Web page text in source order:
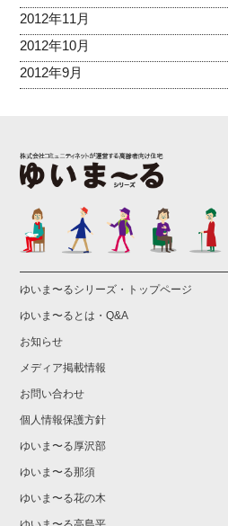
2012年11月
2012年10月
2012年9月
ゆいま〜るシリーズ・トップページ
ゆいま〜るとは・Q&A
お知らせ
メディア掲載情報
お問い合わせ
個人情報保護方針
ゆいま〜る厚沢部
ゆいま〜る那須
ゆいま〜る花の木